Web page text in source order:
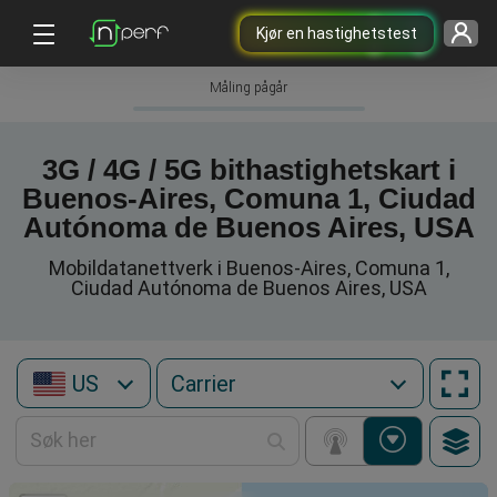
Kjør en hastighetstest
Måling pågår
3G / 4G / 5G bithastighetskart i
Buenos-Aires, Comuna 1, Ciudad
Autónoma de Buenos Aires, USA
Mobildatanettverk i Buenos-Aires, Comuna 1,
Ciudad Autónoma de Buenos Aires, USA
US